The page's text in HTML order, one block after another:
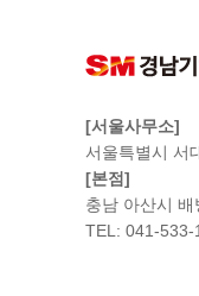
[서울사무소]
서울특별시 서
[본점]
충남 아산시
TEL: 041-533-